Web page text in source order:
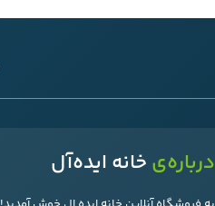
درباره‌ی خانه ایده‌آل